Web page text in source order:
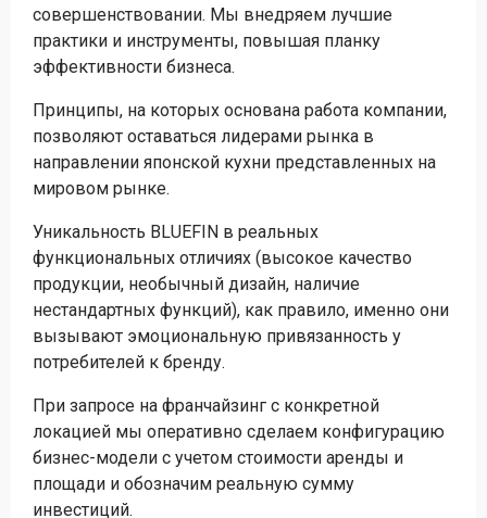
совершенствовании. Мы внедряем лучшие
практики и инструменты, повышая планку
эффективности бизнеса.
Принципы, на которых основана работа компании,
позволяют оставаться лидерами рынка в
направлении японской кухни представленных на
мировом рынке.
Уникальность BLUEFIN в реальных
функциональных отличиях (высокое качество
продукции, необычный дизайн, наличие
нестандартных функций), как правило, именно они
вызывают эмоциональную привязанность у
потребителей к бренду.
При запросе на франчайзинг с конкретной
локацией мы оперативно сделаем конфигурацию
бизнес-модели с учетом стоимости аренды и
площади и обозначим реальную сумму
инвестиций.